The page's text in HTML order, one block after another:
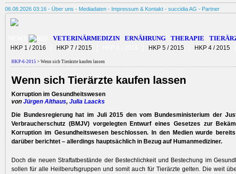
06.08.2026 03:16 - Über uns - Mediadaten - Impressum & Kontakt - succidia AG - Partner
VETERINÄRMEDIZIN ERNÄHRUNG THERAPIE
HKP 1 / 2016 HKP 7 / 2015 HKP 5 / 2015 HKP 4 / 2015
HKP-6-2015 > Wenn sich Tierärzte kaufen lassen
Wenn sich Tierärzte kaufen lassen
Korruption im Gesundheitswesen
von Jürgen Althaus, Julia Laacks
Die Bundesregierung hat im Juli 2015 den vom Bundesministerium der
Verbraucherschutz (BMJV) vorgelegten Entwurf eines Gesetzes zur
Korruption im Gesundheitswesen beschlossen. In den Medien wurde
darüber berichtet – allerdings hauptsächlich in Bezug auf Humanmediziner.
Doch die neuen Straftatbestände der Bestechlichkeit und Bestechung im
sollen für alle Heilberufsgruppen und somit auch für Tierärzte gelten. Die weit